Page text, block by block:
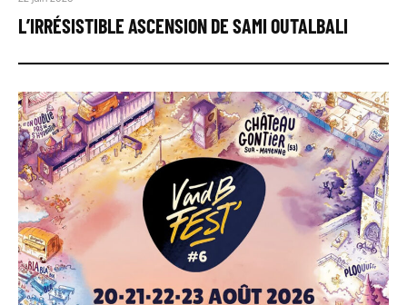
L’IRRÉSISTIBLE ASCENSION DE SAMI OUTALBALI